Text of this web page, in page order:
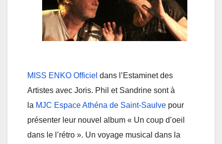
MISS ENKO Officiel dans l’Estaminet des
Artistes avec Joris. Phil et Sandrine sont à
la MJC Espace Athéna de Saint-Saulve pour
présenter leur nouvel album « Un coup d’oeil
dans le l’rétro ». Un voyage musical dans la